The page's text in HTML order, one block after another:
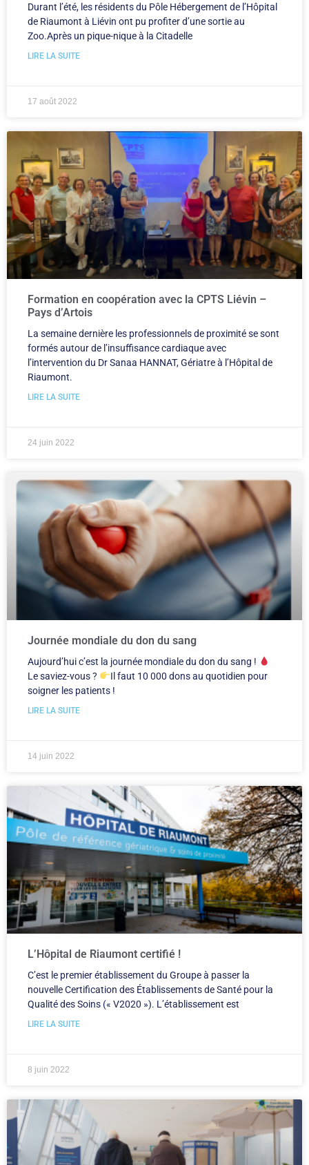
Durant l’été, les résidents du Pôle Hébergement de l’Hôpital
de Riaumont à Liévin ont pu profiter d’une sortie au
Zoo.Après un pique-nique à la Citadelle
LIRE LA SUITE
17 août 2022
Formation en coopération avec la CPTS Liévin –
Pays d’Artois
La semaine dernière les professionnels de proximité se sont
formés autour de l’insuffisance cardiaque avec
l’intervention du Dr Sanaa HANNAT, Gériatre à l’Hôpital de
Riaumont.
LIRE LA SUITE
24 juin 2022
Journée mondiale du don du sang
Aujourd’hui c’est la journée mondiale du don du sang !
Le saviez-vous ?
Il faut 10 000 dons au quotidien pour
soigner les patients !
LIRE LA SUITE
14 juin 2022
L’Hôpital de Riaumont certifié !
C’est le premier établissement du Groupe à passer la
nouvelle Certification des Établissements de Santé pour la
Qualité des Soins (« V2020 »). L’établissement est
LIRE LA SUITE
8 juin 2022